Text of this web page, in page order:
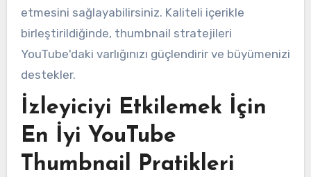
etmesini sağlayabilirsiniz. Kaliteli içerikle
birleştirildiğinde, thumbnail stratejileri
YouTube'daki varlığınızı güçlendirir ve büyümenizi
destekler.
İzleyiciyi Etkilemek İçin
En İyi YouTube
Thumbnail Pratikleri